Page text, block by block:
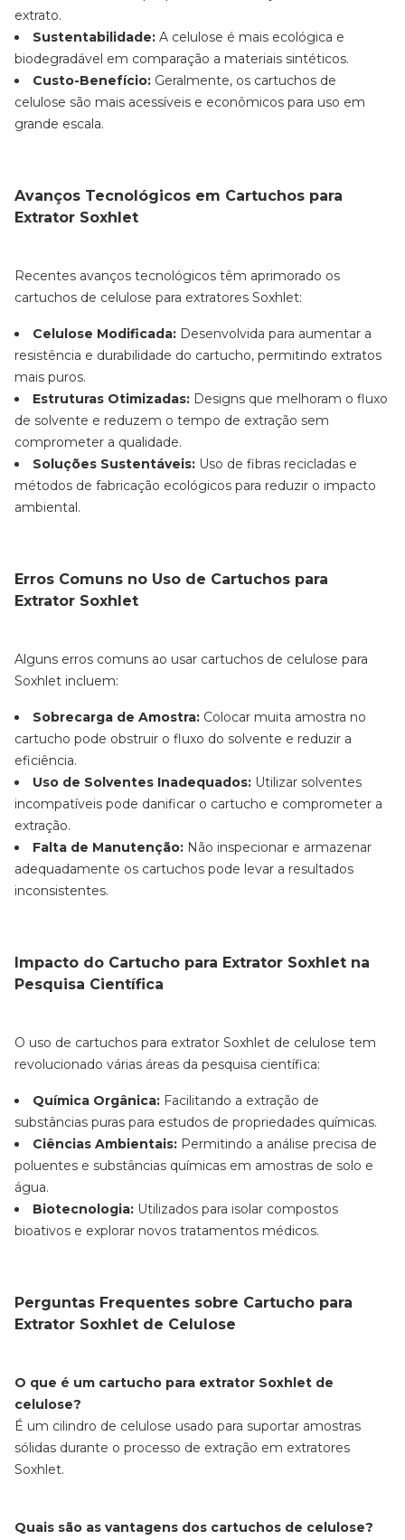
extrato.
Sustentabilidade: A celulose é mais ecológica e
biodegradável em comparação a materiais sintéticos.
Custo-Benefício: Geralmente, os cartuchos de
celulose são mais acessíveis e econômicos para uso em
grande escala.
Avanços Tecnológicos em Cartuchos para
Extrator Soxhlet
Recentes avanços tecnológicos têm aprimorado os
cartuchos de celulose para extratores Soxhlet:
Celulose Modificada: Desenvolvida para aumentar a
resistência e durabilidade do cartucho, permitindo extratos
mais puros.
Estruturas Otimizadas: Designs que melhoram o fluxo
de solvente e reduzem o tempo de extração sem
comprometer a qualidade.
Soluções Sustentáveis: Uso de fibras recicladas e
métodos de fabricação ecológicos para reduzir o impacto
ambiental.
Erros Comuns no Uso de Cartuchos para
Extrator Soxhlet
Alguns erros comuns ao usar cartuchos de celulose para
Soxhlet incluem:
Sobrecarga de Amostra: Colocar muita amostra no
cartucho pode obstruir o fluxo do solvente e reduzir a
eficiência.
Uso de Solventes Inadequados: Utilizar solventes
incompatíveis pode danificar o cartucho e comprometer a
extração.
Falta de Manutenção: Não inspecionar e armazenar
adequadamente os cartuchos pode levar a resultados
inconsistentes.
Impacto do Cartucho para Extrator Soxhlet na
Pesquisa Científica
O uso de cartuchos para extrator Soxhlet de celulose tem
revolucionado várias áreas da pesquisa científica:
Química Orgânica: Facilitando a extração de
substâncias puras para estudos de propriedades químicas.
Ciências Ambientais: Permitindo a análise precisa de
poluentes e substâncias químicas em amostras de solo e
água.
Biotecnologia: Utilizados para isolar compostos
bioativos e explorar novos tratamentos médicos.
Perguntas Frequentes sobre Cartucho para
Extrator Soxhlet de Celulose
O que é um cartucho para extrator Soxhlet de
celulose?
É um cilindro de celulose usado para suportar amostras
sólidas durante o processo de extração em extratores
Soxhlet.
Quais são as vantagens dos cartuchos de celulose?